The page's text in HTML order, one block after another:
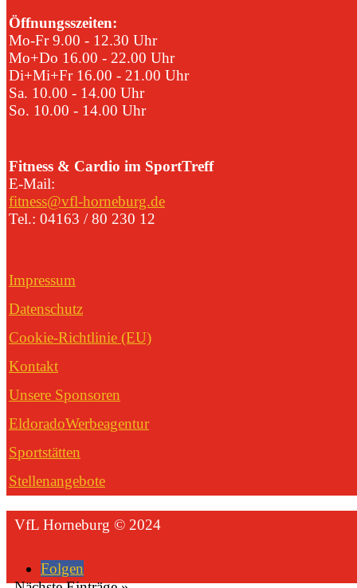
Öffnungsszeiten:
Mo-Fr 9.00 - 12.30 Uhr
Mo+Do 16.00 - 22.00 Uhr
Di+Mi+Fr 16.00 - 21.00 Uhr
Sa. 10.00 - 14.00 Uhr
So. 10.00 - 14.00 Uhr
Fitness & Cardio im SportTreff
E-Mail:
fitness@vfl-horneburg.de
Tel.: 04163 / 80 230 12
Impressum
Datenschutz
Cookie-Richtlinie (EU)
Kontakt
Unsere Sponsoren
EldoradoWerbeagentur
Sportstätten
Stellenangebote
VfL Horneburg © 2024
Folgen